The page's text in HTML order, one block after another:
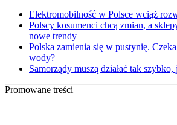
Elektromobilność w Polsce wciąż
Polscy kosumenci chcą zmian, a
nowe trendy
Polska zamienia się w pustynię.
wody?
Samorządy muszą działać tak
Promowane treści